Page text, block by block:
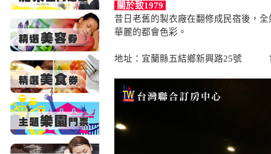
關於致1979
昔日老舊的製衣廠在翻修成民宿後，
華麗的都會色彩。
地址：宜蘭縣五結鄉新興路25號